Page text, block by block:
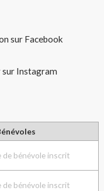
sur Facebook
Instagram
de bénévole inscrit
de bénévole inscrit